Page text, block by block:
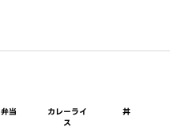
弁当
カレーライ
ス
丼